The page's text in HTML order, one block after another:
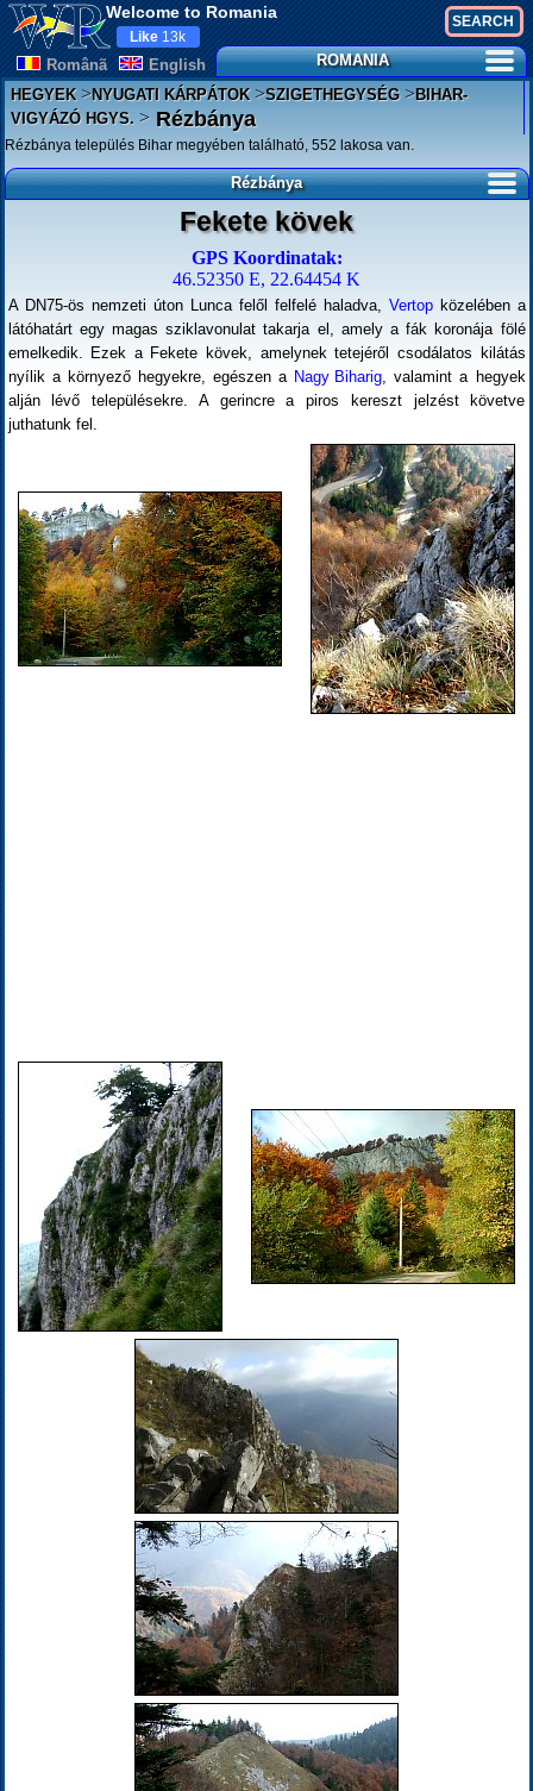
Welcome to Romania
Românã English
Like 13k
ROMANIA
HEGYEK>NYUGATI KÁRPÁTOK>SZIGETHEGYSÉG>BIHAR-
VIGYÁZÓ HGYS. >Rézbánya
Rézbánya település Bihar megyében található, 552 lakosa van.
Rézbánya
Fekete kövek
GPS Koordinatak:
46.52350 E, 22.64454 K
A DN75-ös nemzeti úton Lunca felől felfelé haladva, Vertopközelében a
látóhatárt egy magas sziklavonulat takarja el, amely a fák koronája fölé
emelkedik. Ezek a Fekete kövek, amelynek tetejéről csodálatos kilátás
nyílik a környező hegyekre, egészen a Nagy Biharig , valamint a hegyek
alján lévő településekre. A gerincre a piros kereszt jelzést követve
juthatunk fel.